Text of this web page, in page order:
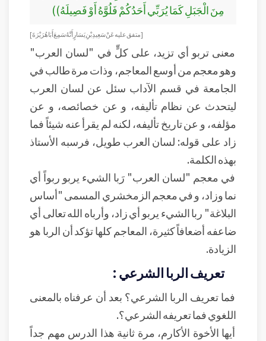
مِنَ الْجَبَلِ كَمَا يُرَبِّي أَحَدُكُمْ فَلُوَّهُ أَوْ فَصِيلَهُ))
[متفق عليه عَنْ سَعِيدِ بْنِ يَسَارٍ أَنَّهُ سَمِعَ أَبَا هُرَيْرَةَ]
معنى تربو أي تزيد، على كلٍّ في "لسان العرب"
وهو معجم من أوسع المعاجم، وذات مرة طالب في
الجامعة في قسم الآداب سئل عن لسان العرب
ليتحدث عن نظام تأليفه، و عن خصائصه، و عن
مؤلفه، و عن تاريخ تأليفه، لكنه لم يقرأ عنه شيئاً فما
زاد على قوله: لسان العرب طويل، فرسبه الأستاذ
بهذه الكلمة.
في معجم "لسان العرب" رَبا الشيء يربو ربواً أي
نما وزاد، و في معجم الزمخشري المسمى "أساس
البلاغة" ربا الشيء يربو أي زاد، وأرباه الله تعالى أي
ضاعفه أضعافاً كثيرة، المعاجم كلها تؤكد أن الربا هو
الزيادة.
تعريف الربا الشرعي :
فما تعريف الربا الشرعي؟ بعد أن عرفناه بالمعنى
اللغوي فما تعريفه الشرعي؟.
أيها الأخوة الأكارم، مرة ثانية هذا الدرس مهم جداً